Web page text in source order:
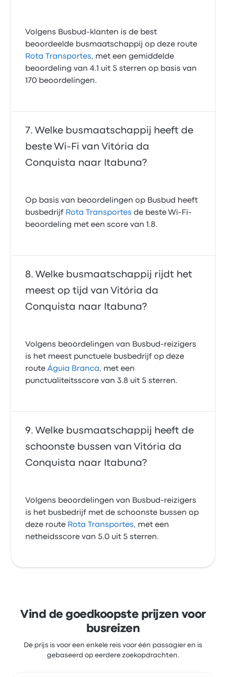
Volgens Busbud-klanten is de best
beoordeelde busmaatschappij op deze route
Rota Transportes, met een gemiddelde
beoordeling van 4.1 uit 5 sterren op basis van
170 beoordelingen.
Welke busmaatschappij heeft de
beste Wi‑Fi van Vitória da
Conquista naar Itabuna?
Op basis van beoordelingen op Busbud heeft
busbedrijf Rota Transportes de beste Wi-Fi-
beoordeling met een score van 1.8.
Welke busmaatschappij rijdt het
meest op tijd van Vitória da
Conquista naar Itabuna?
Volgens beoordelingen van Busbud-reizigers
is het meest punctuele busbedrijf op deze
routeÁguia Branca, met een
punctualiteitsscore van 3.8 uit 5 sterren.
Welke busmaatschappij heeft de
schoonste bussen van Vitória da
Conquista naar Itabuna?
Volgens beoordelingen van Busbud-reizigers
is het busbedrijf met de schoonste bussen op
deze route Rota Transportes, met een
netheidsscore van 5.0 uit 5 sterren.
Vind de goedkoopste prijzen voor
busreizen
De prijs is voor een enkele reis voor één passagier en is
gebaseerd op eerdere zoekopdrachten.